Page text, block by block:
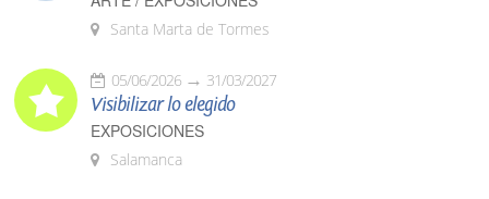
Santa Marta de Tormes
05/06/2026 31/03/2027
Visibilizar lo elegido
EXPOSICIONES
Salamanca